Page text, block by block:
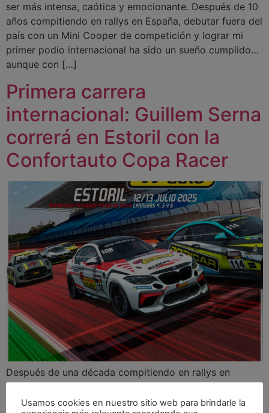
ser más intensa, caótica y emocionante. Después de 10
años compitiendo en rallys en España, debutar fuera del
país con un Mini Cooper de competición y lograr mi
primer podio internacional ha sido un sueño cumplido…
aunque con […]
Primera carrera
internacional: Guillem Serna
correrá en Estoril con la
Confortauto Copa Racer
Después de una década compitiendo en rallys en
España, Guillem Serna está a punto de dar un gran paso
en su carrera deportiva: correrá por primera vez fuera
Usamos cookies en nuestro sitio web para brindarle la